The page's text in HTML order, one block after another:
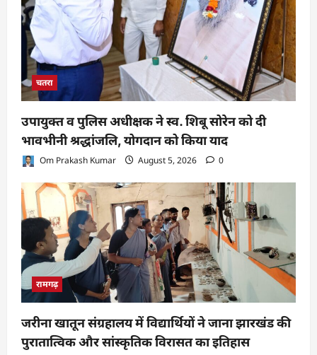
चतरा
उपायुक्त व पुलिस अधीक्षक ने स्व. शिबू सोरेन को दी
भावभीनी श्रद्धांजलि, योगदान को किया याद
Om Prakash Kumar August 5, 2026 0
रामगढ़
जरीना खातून संग्रहालय में विद्यार्थियों ने जाना झारखंड की
पुरातात्विक और सांस्कृतिक विरासत का इतिहास